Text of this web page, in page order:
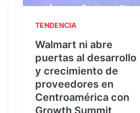
TENDENCIA
Walmart ni abre
puertas al desarrollo
y crecimiento de
proveedores en
Centroamérica con
Growth Summit